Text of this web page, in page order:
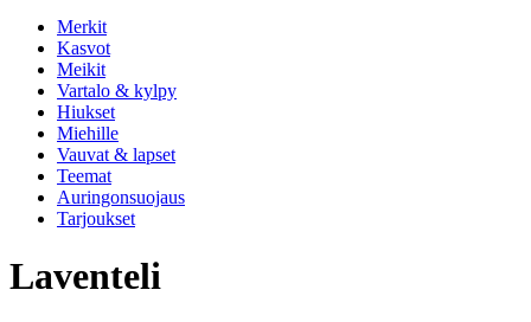
Merkit
Kasvot
Meikit
Vartalo & kylpy
Hiukset
Miehille
Vauvat & lapset
Teemat
Auringonsuojaus
Tarjoukset
Laventeli